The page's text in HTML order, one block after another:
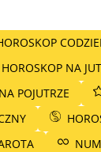
HOROSKOP NA
POJUTRZE